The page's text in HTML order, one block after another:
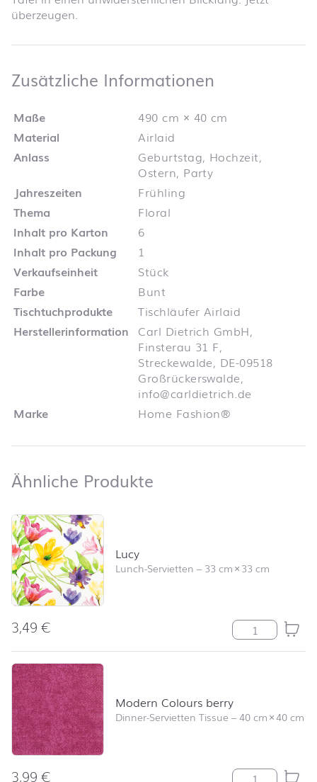
überzeugen.
Zusätzliche Informationen
Maße
490 cm × 40 cm
Material
Airlaid
Anlass
Geburtstag, Hochzeit,
Ostern, Party
Jahreszeiten
Frühling
Thema
Floral
Inhalt pro Karton
6
Inhalt pro Packung
1
Verkaufseinheit
Stück
Farbe
Bunt
Tischtuchprodukte
Tischläufer Airlaid
Herstellerinformation
Carl Dietrich GmbH,
Finsterau 31 F,
Streckewalde, DE-09518
Großrückerswalde,
info@carldietrich.de
Marke
Home Fashion®
Ähnliche Produkte
Produktliste überspringen und zum Filter springen
Lucy
Lunch-Servietten –33 cm×33 cm
3,49€ Lucy Menge
Modern Colours berry
Dinner-Servietten Tissue –40 cm×40 cm
3,99€ Modern